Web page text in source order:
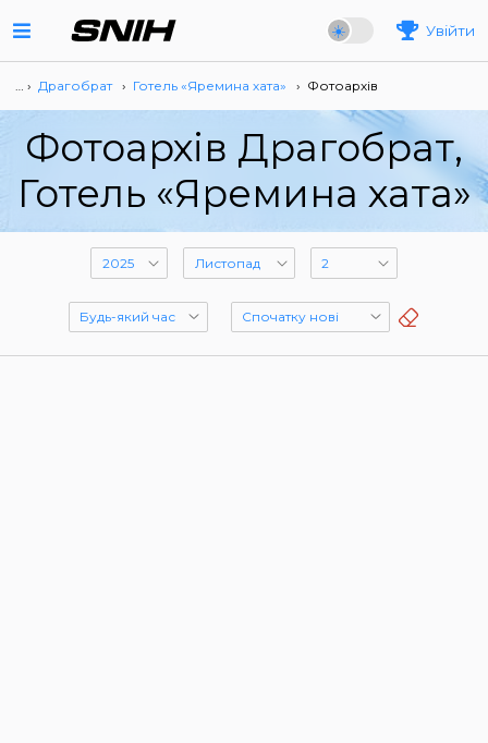
Увійти
… › Драгобрат › Готель «Яремина хата» › Фотоархів
Фотоархів Драгобрат,
Готель «Яремина хата»